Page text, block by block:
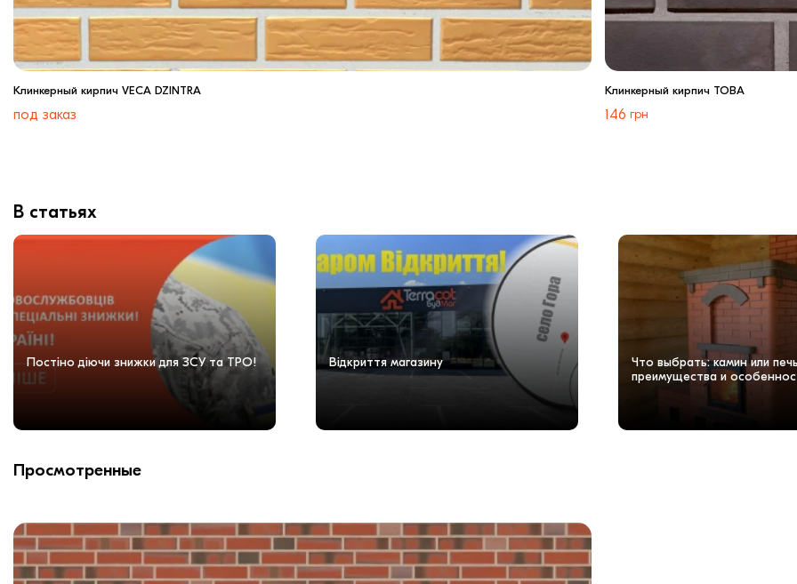
Клинкерный кирпич VECA DZINTRA
под заказ
Клинкерный кирпич TOBA
146 грн
В статьях
Постіно діючи знижки для ЗСУ та ТРО! Відкриття магазину
Что выбрать: камин или
преимущества и
Просмотренные